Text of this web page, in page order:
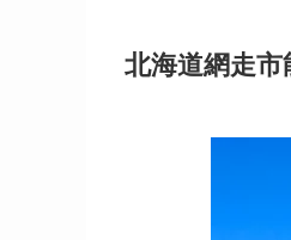
北海道網走